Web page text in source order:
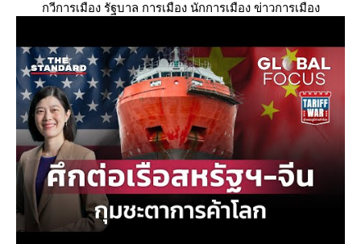
กวีการเมือง รัฐบาล การเมือง นักการเมือง ข่าวการเมือง